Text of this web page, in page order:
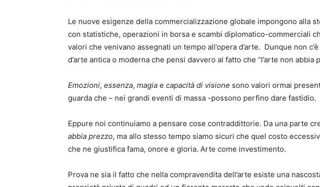
Le nuove esigenze della commercializzazione globale impongono alla
con statistiche, operazioni in borsa e scambi diplomatico-commerciali
valori che venivano assegnati un tempo all’opera d’arte. Dunque non
d’arte antica o moderna che pensi davvero al fatto che “l’arte non abbia
Emozioni, essenza, magia e capacità di visione sono valori ormai
guarda che – nei grandi eventi di massa -possono perfino dare fastidio.
Eppure noi continuiamo a pensare cose contraddittorie. Da una parte
abbia prezzo, ma allo stesso tempo siamo sicuri che quel costo
che ne giustifica fama, onore e gloria. Arte come investimento.
Prova ne sia il fatto che nella compravendita dell’arte esiste una